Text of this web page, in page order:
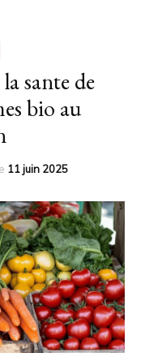
sante de
bio au
11 juin 2025